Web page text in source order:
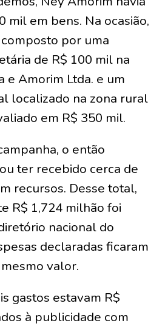
mil em bens. Na ocasião,
por uma
de R$ 100 mil na
e Amorim Ltda. e um
localizado na zona rural
em R$ 350 mil.
o então
ter recebido cerca de
recursos. Desse total,
R$ 1,724 milhão foi
nacional do
declaradas ficaram
valor.
gastos estavam R$
à publicidade com